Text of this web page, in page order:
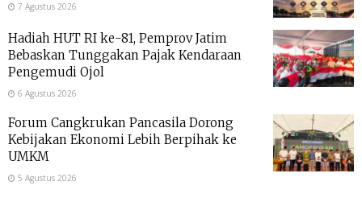
7 Agustus 2026
Hadiah HUT RI ke-81, Pemprov Jatim
Bebaskan Tunggakan Pajak Kendaraan
Pengemudi Ojol
6 Agustus 2026
Forum Cangkrukan Pancasila Dorong
Kebijakan Ekonomi Lebih Berpihak ke
UMKM
5 Agustus 2026